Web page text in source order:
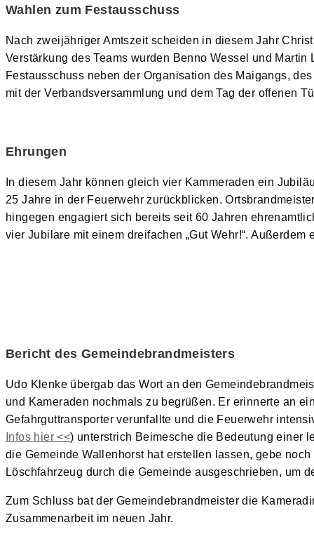
Wahlen zum Festausschuss
Nach zweijähriger Amtszeit scheiden in diesem Jahr
Verstärkung des Teams wurden Benno Wessel und
Festausschuss neben der Organisation des Maigangs,
mit der Verbandsversammlung und dem Tag der offenen
Ehrungen
In diesem Jahr können gleich vier Kammeraden ein
25 Jahre in der Feuerwehr zurückblicken.
hingegen engagiert sich bereits seit 60 Jahren
vier Jubilare mit einem dreifachen „Gut Wehr!“.
Bericht des Gemeindebrandmeisters
Udo Klenke übergab das Wort an den
und Kameraden nochmals zu begrüßen. Er erinnerte an
Gefahrguttransporter verunfallte und die Feuerwehr
Infos hier <<) unterstrich Beimesche die Bedeutung einer
die Gemeinde Wallenhorst hat erstellen lassen, gebe
Löschfahrzeug durch die Gemeinde ausgeschrieben, um
Zum Schluss bat der Gemeindebrandmeister die
Zusammenarbeit im neuen Jahr.